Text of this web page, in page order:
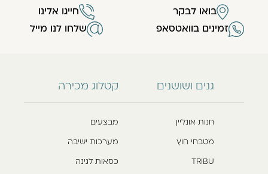
גנים ושושנים
חנות אונליין
מטבחי חוץ
TRIBU
קטלוג מכירה
מבצעים
מערכות ישיבה
כסאות לגינה
בואו לבקר
חייגו אלינו
זמינים בוואטסאפ
שלחו לנו מייל